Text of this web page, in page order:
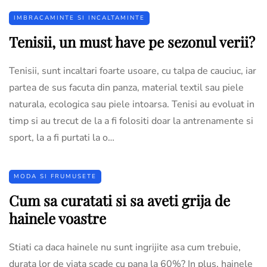
IMBRACAMINTE SI INCALTAMINTE
Tenisii, un must have pe sezonul verii?
Tenisii, sunt incaltari foarte usoare, cu talpa de cauciuc, iar
partea de sus facuta din panza, material textil sau piele
naturala, ecologica sau piele intoarsa. Tenisi au evoluat in
timp si au trecut de la a fi folositi doar la antrenamente si
sport, la a fi purtati la o…
MODA SI FRUMUSETE
Cum sa curatati si sa aveti grija de
hainele voastre
Stiati ca daca hainele nu sunt ingrijite asa cum trebuie,
durata lor de viata scade cu pana la 60%? In plus, hainele